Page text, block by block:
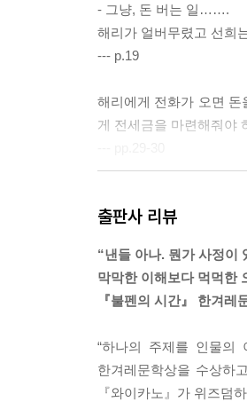
- 그냥, 돈 버는 일…….
해리가 얼버무렸고 선희
--- p.19
해리에게 전화가 오면
게 전세금을 마련해줘야
다. 눈으로 보지 않고도
에 다른 감정도 깔려 있
기엔 해리의 뉘앙스가
캐물었다면 그 감정이
- 엄마는 돈 달라 카면 화
내가? 내가 언제? 선희
출판사 리뷰
“낸들 아나. 뭔가 사정이
막막한 이해보다 먹먹한
『불펜의 시간』 한겨
“하나의 주제를 인물의
한겨레문학상을 수상하
『와이카노』가 위즈덤